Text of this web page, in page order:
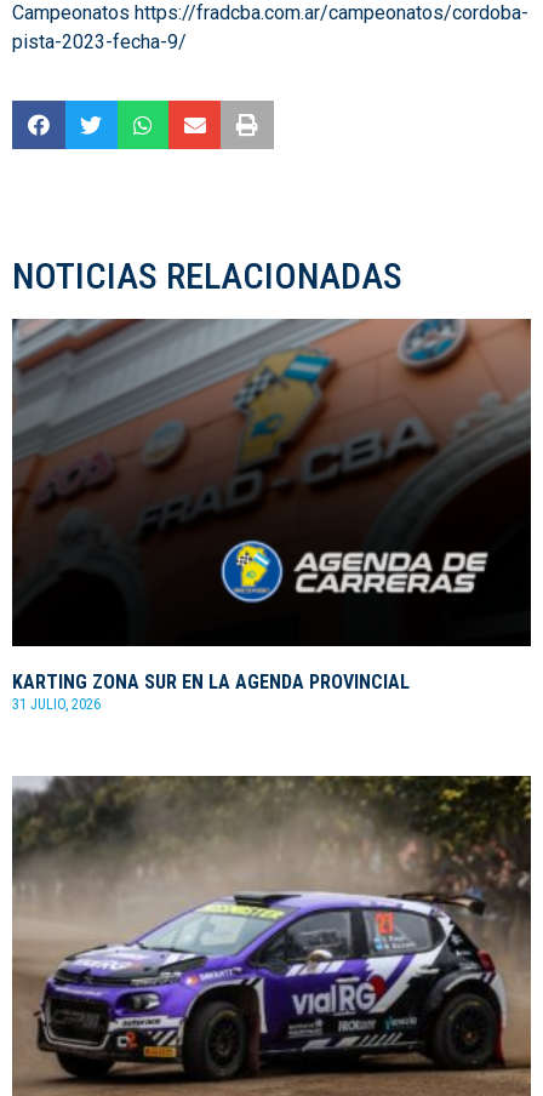
Campeonatos https://fradcba.com.ar/campeonatos/cordoba-
pista-2023-fecha-9/
NOTICIAS RELACIONADAS
KARTING ZONA SUR EN LA AGENDA PROVINCIAL
31 JULIO, 2026